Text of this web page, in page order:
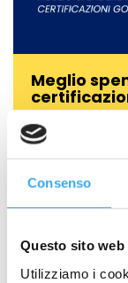
Consenso
Questo sito
Utilizziamo i
Meglio
GEMA News
Management
La risposta
dello stesso